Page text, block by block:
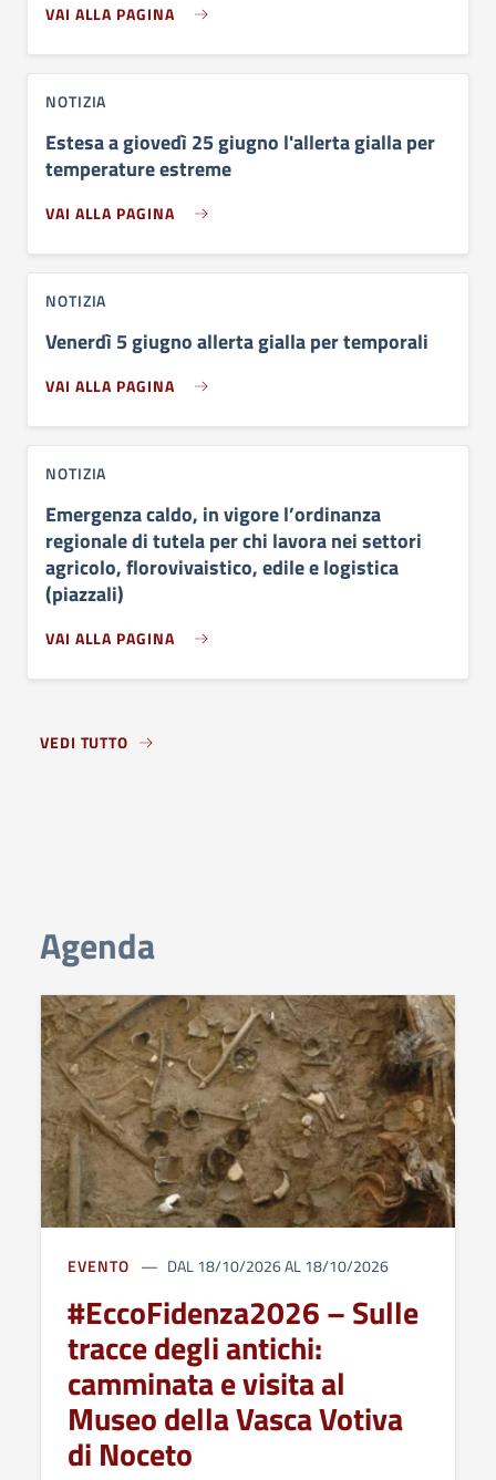
VAI ALLA PAGINA
NOTIZIA
Estesa a giovedì 25 giugno l'allerta gialla per
temperature estreme
VAI ALLA PAGINA
NOTIZIA
Venerdì 5 giugno allerta gialla per temporali
VAI ALLA PAGINA
NOTIZIA
Emergenza caldo, in vigore l’ordinanza
regionale di tutela per chi lavora nei settori
agricolo, florovivaistico, edile e logistica
(piazzali)
VAI ALLA PAGINA
VEDI TUTTO
Agenda
EVENTO DAL 18/10/2026 AL 18/10/2026
#EccoFidenza2026 – Sulle
tracce degli antichi:
camminata e visita al
Museo della Vasca Votiva
di Noceto